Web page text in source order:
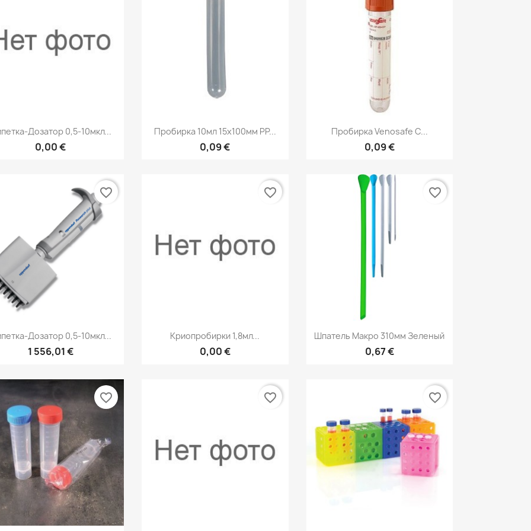
Быстрый просмотр
Дозатор 0,5-10мкл...
0,00 €
Быстрый просмотр
Пробирка 10мл 15х100мм PP...
0,09 €
Быстрый просмотр
Пробирка Venosafe С...
0,09 €
Быстрый просмотр
Дозатор 0,5-10мкл...
1 556,01 €
favorite_border
Быстрый просмотр
Криопробирки 1,8мл...
0,00 €
favorite_border
Быстрый просмотр
Шпатель Макро 310мм Зеленый
0,67 €
favorite_border
favorite_border favorite_border favorite_border